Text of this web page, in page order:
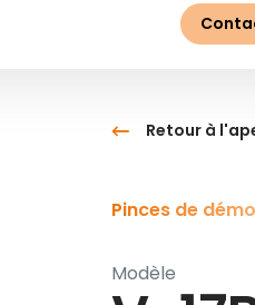
Retour à
Pinces de
Modèle